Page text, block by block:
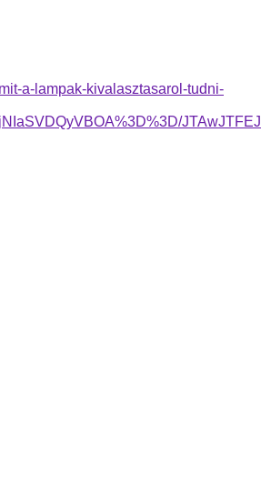
a-lampak-kivalasztasarol-tudni-